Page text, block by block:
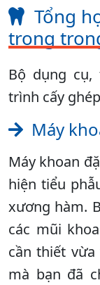
Tổng
trọng
Bộ dụng
trình cấy
Máy
Máy khoan
hiện tiểu
xương hàm.
các mũi
cần thiết
mà bạn đã